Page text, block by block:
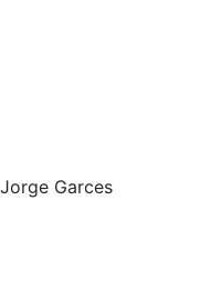
Garces